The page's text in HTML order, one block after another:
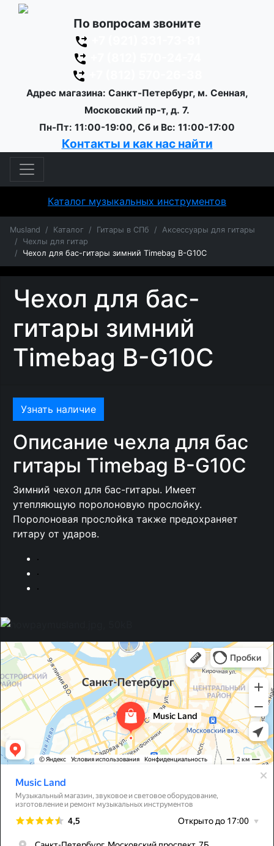
По вопросам звоните
Адрес магазина: Санкт-Петербург, м. Сенная,
Московский пр-т, д. 7.
Пн-Пт: 11:00-19:00, Сб и Вс: 11:00-17:00
Контакты и как нас найти
Каталог музыкальных инструментов
Musland Каталог Гитары в СПб
Аксессуары для гитары
Чехлы для гитар
Чехол для бас-гитары зимний Timebag B-G10C
Чехол для бас-
гитары зимний
Timebag B-G10C
Узнать наличие
Описание чехла для бас
гитары Timebag B-G10C
Зимний чехол для бас-гитары. Имеет
утепляющую поролоновую прослойку.
Поролоновая прослойка также предохраняет
гитару от ударов.